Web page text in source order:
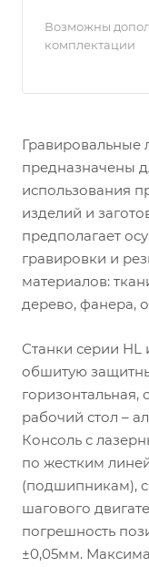
Возможны
комплектации
Гравировальные
предназначены
использования
изделий и
предполагает
гравировки и
материалов:
дерево, фанера,
Станки серии
обшитую
горизонтальная,
рабочий стол –
Консоль с
по жестким
(подшипникам),
шагового
погрешность
±0,05мм.